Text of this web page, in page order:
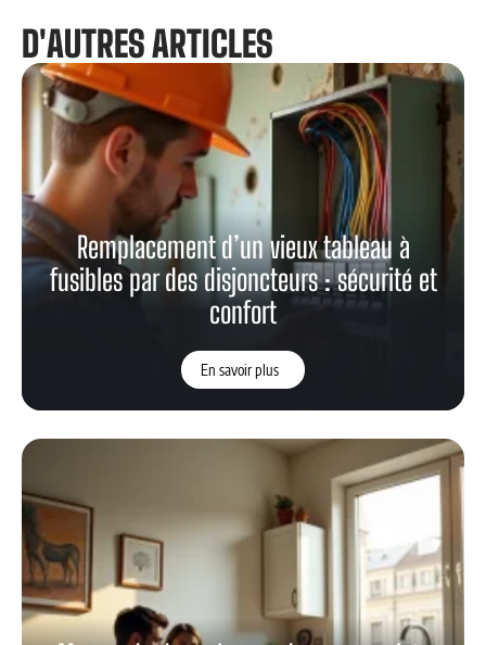
D'AUTRES ARTICLES
Remplacement d’un vieux tableau à
fusibles par des disjoncteurs : sécurité et
confort
En savoir plus